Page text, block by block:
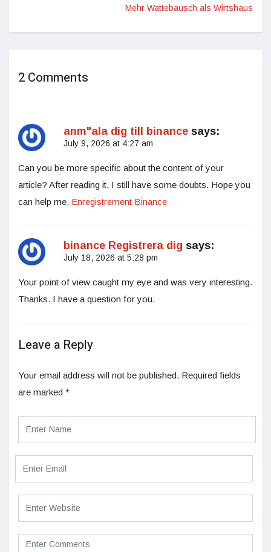
Mehr Wattebausch als Wirtshaus
2 Comments
anm"ala dig till binance says:
July 9, 2026 at 4:27 am
Can you be more specific about the content of your
article? After reading it, I still have some doubts. Hope you
can help me. Enregistrement Binance
binance Registrera dig says:
July 18, 2026 at 5:28 pm
Your point of view caught my eye and was very interesting.
Thanks. I have a question for you.
Leave a Reply
Your email address will not be published. Required fields
are marked *